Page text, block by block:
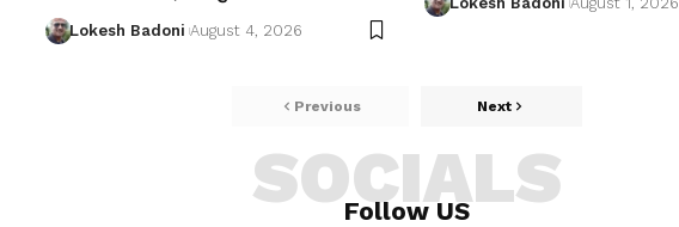
Lokesh Badoni August 4, 2026
Previous Next
Follow US
SOCIALS